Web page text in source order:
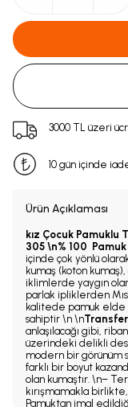
3000 TL üzeri
10 gün içinde
Ürün Açıklaması
kız Çocuk Pamuklu
305 \n% 100 Pamuk
içinde çok yönlü
kumaş (koton
iklimlerde yaygın
parlak ipliklerden
kalitede pamuk
sahiptir \n \n
anlaşılacağı gibi,
üzerindeki delikli
modern bir görünüm
farklı bir boyut
olan kumaştır. \n–
kırışmamakla
Pamuktan imal